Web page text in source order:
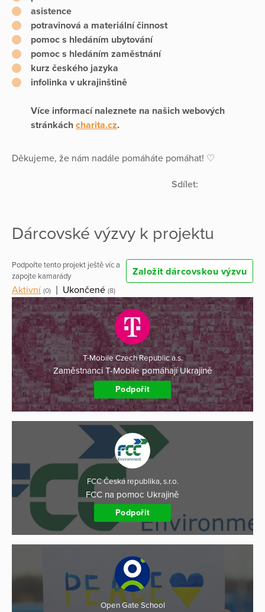
asistence
potravinová a materiální činnost
pomoc s hledáním ubytování
pomoc s hledáním zaměstnání
kurz českého jazyka
infolinka v ukrajinštině
Více informací naleznete na našich webových
stránkách charita.cz.
Děkujeme, že nám nadále pomáháte pomáhat! ♡
Sdílet:
Dárcovské výzvy k projektu
Podpořte tento projekt ještě víc a
zapojte kamarády
Založit dárcovskou výzvu
Aktivní (0) Ukončené (8)
T-Mobile Czech Republic a.s.
Zaměstnanci T-Mobile pomáhají Ukrajině
Podpořit
FCC Česká republika, s.r.o.
FCC na pomoc Ukrajině
Podpořit
Open Gate School